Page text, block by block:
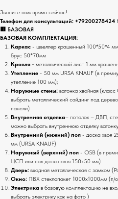
Звоните нам прямо сейчас!
Телефон для консультаций: +79200278424
🟥 БАЗОВАЯ
БАЗОВАЯ КОМПЛЕКТАЦИЯ:
Каркас - швеллер крашенный 100*50*4
брус 50*70мм
Кровля - металлический лист 1 мм
Утепление - 50 мм URSA KNAUF (в
утепление 100 мм);
Наружные стены: вагонка хвойная
выбрать металлический сайдинг под
панели)
Внутренняя отделка– потолок – ДВП,
можно выбрать внутреннюю отделку
Внутренний (нижний) пол - доска хвоя
мм (URSA KNAUF)
Наружный (верхний) пол - OSB (в
ЦСП или пол доска хвоя 150х50 мм)
Дверь: входная металлическая с замком
Окно: ПВХ стеклопакет 1000х1000мм (п/
Электрика в базовую комплектацию не
выбрать электрику как на фото )